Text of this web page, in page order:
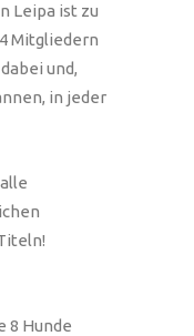
Leipa ist zu
Mitgliedern
und,
in jeder
8 Hunde